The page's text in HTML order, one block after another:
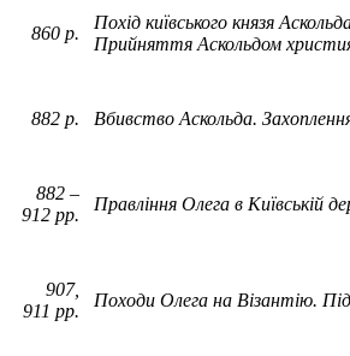
860 р.
Похід київського князя
Прийняття Аскольдом
882 р. Вбивство Аскольда.
882 –
912 рр.
Правління Олега в Київській
907,
911 рр.
Походи Олега на Візантію.